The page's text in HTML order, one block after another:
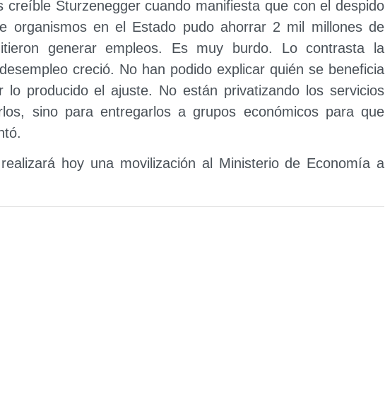
creíble Sturzenegger cuando manifiesta que con el despido
organismos en el Estado pudo ahorrar 2 mil millones de
generar empleos. Es muy burdo. Lo contrasta la
creció. No han podido explicar quién se beneficia
producido el ajuste. No están privatizando los servicios
sino para entregarlos a grupos económicos para que
hoy una movilización al Ministerio de Economía a